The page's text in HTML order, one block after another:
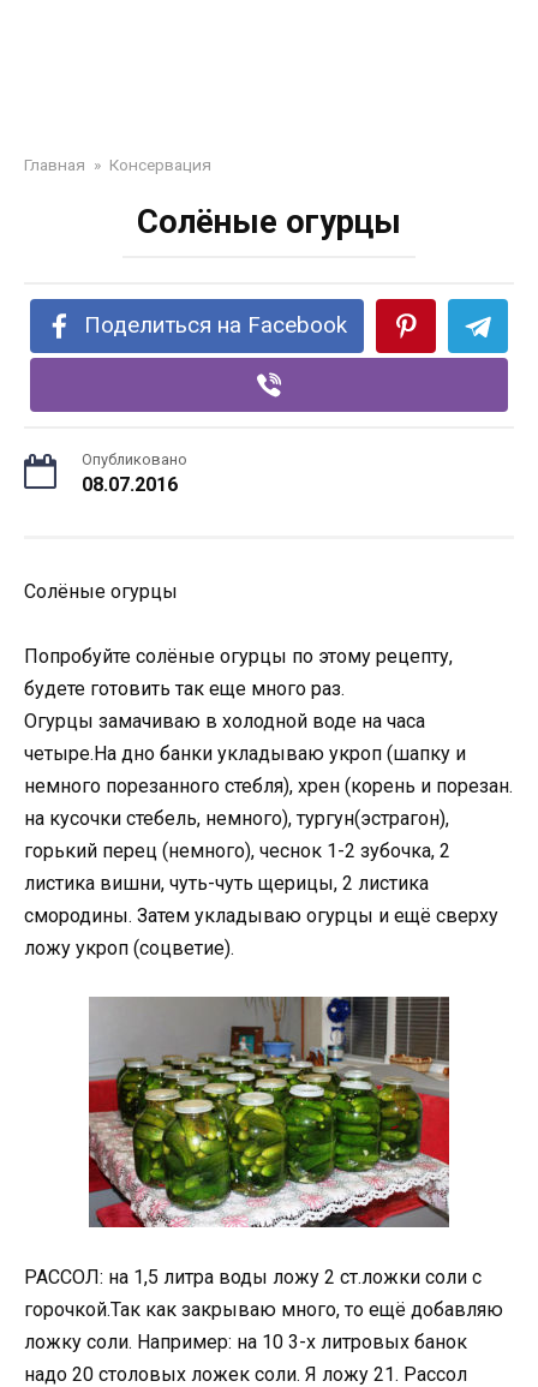
Главная » Консервация
Солёные огурцы
Поделиться на Facebook
Опубликовано
08.07.2016
Солёные огурцы
Попробуйте солёные огурцы по этому рецепту,
будете готовить так еще много раз.
Огурцы замачиваю в холодной воде на часа
четыре.На дно банки укладываю укроп (шапку и
немного порезанного стебля), хрен (корень и порезан.
на кусочки стебель, немного), тургун(эстрагон),
горький перец (немного), чеснок 1-2 зубочка, 2
листика вишни, чуть-чуть щерицы, 2 листика
смородины. Затем укладываю огурцы и ещё сверху
ложу укроп (соцветие).
РАССОЛ: на 1,5 литра воды ложу 2 ст.ложки соли с
горочкой.Так как закрываю много, то ещё добавляю
ложку соли. Например: на 10 3-х литровых банок
надо 20 столовых ложек соли. Я ложу 21. Рассол